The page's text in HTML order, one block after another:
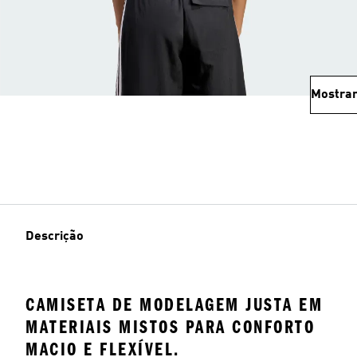
Descrição
CAMISETA DE MODELAGEM JUSTA EM
MATERIAIS MISTOS PARA CONFORTO
MACIO E FLEXÍVEL.